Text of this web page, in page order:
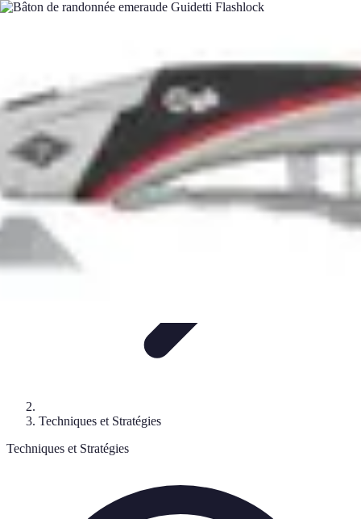
Legends Basket
Legends Basket
Techniques et Stratégies
Techniques et Stratégies